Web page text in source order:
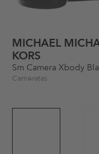
MICHAEL
KORS
Sm Camera Xbody
Cameratas